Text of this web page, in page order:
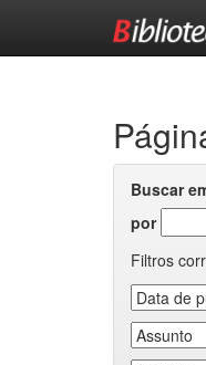
Buscar
por
Filtros